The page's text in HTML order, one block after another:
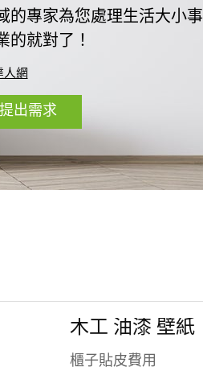
的專家為您處理生活大小事
的就對了！
人網
出需求
木工 油漆 壁紙
櫃子貼皮費用